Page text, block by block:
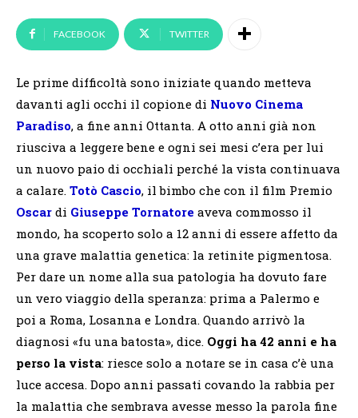
FACEBOOK TWITTER
Le prime difficoltà sono iniziate quando metteva
davanti agli occhi il copione di Nuovo Cinema
Paradiso, a fine anni Ottanta. A otto anni già non
riusciva a leggere bene e ogni sei mesi c’era per lui
un nuovo paio di occhiali perché la vista continuava
a calare. Totò Cascio, il bimbo che con il film Premio
Oscar di Giuseppe Tornatore aveva commosso il
mondo, ha scoperto solo a 12 anni di essere affetto da
una grave malattia genetica: la retinite pigmentosa.
Per dare un nome alla sua patologia ha dovuto fare
un vero viaggio della speranza: prima a Palermo e
poi a Roma, Losanna e Londra. Quando arrivò la
diagnosi «fu una batosta», dice. Oggi ha 42 anni e ha
perso la vista: riesce solo a notare se in casa c’è una
luce accesa. Dopo anni passati covando la rabbia per
la malattia che sembrava avesse messo la parola fine